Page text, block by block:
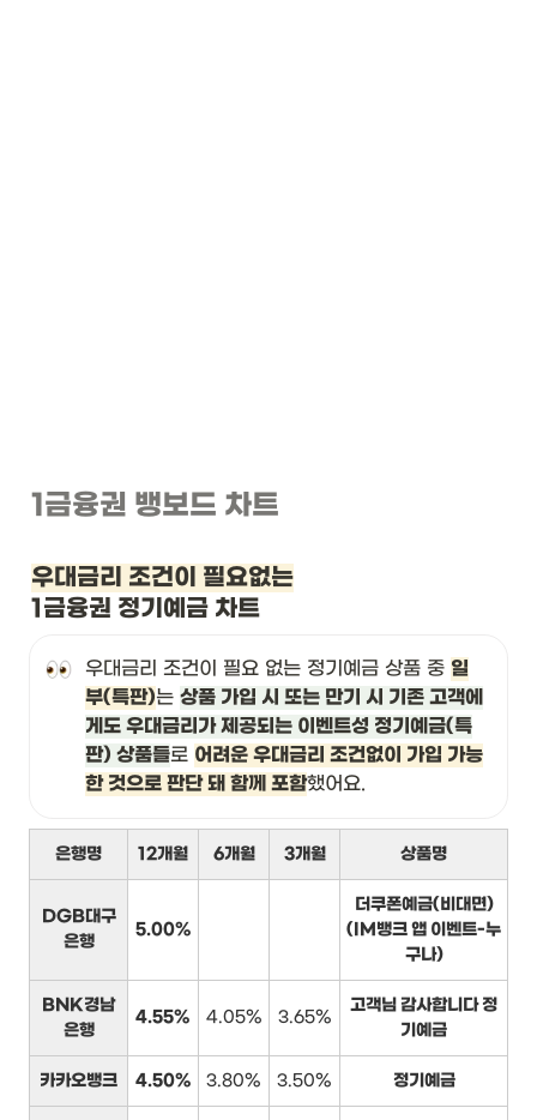
1금융권 뱅보드 차트
우대금리 조건이 필요없는
1금융권 정기예금 차트
우대금리 조건이 필요 없는 정기예금 상품 중 일
부(특판)는 상품 가입 시 또는 만기 시 기존 고객에
게도 우대금리가 제공되는 이벤트성 정기예금(특
판) 상품들로 어려운 우대금리 조건없이 가입 가능
한 것으로 판단 돼 함께 포함했어요.
은행명 12개월 6개월 3개월 상품명
DGB대구
은행
5.00%
더쿠폰예금(비대면)
(IM뱅크 앱 이벤트-누
구나)
BNK경남
은행
4.55% 4.05% 3.65%
고객님 감사합니다 정
기예금
카카오뱅크 4.50% 3.80% 3.50% 정기예금